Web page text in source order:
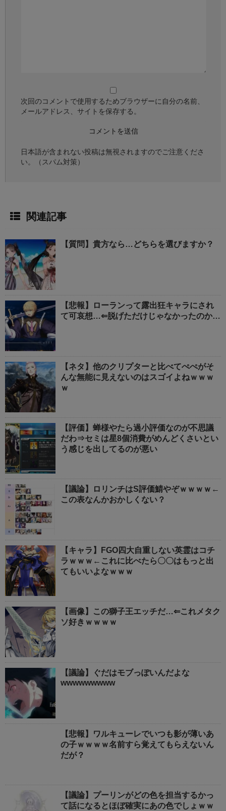
次回のコメントで使用するためブラウザーに自分の名前、
メールアドレス、サイトを保存する。
日本語が含まれない投稿は無視されますのでご注意くださ
い。（スパム対策）
関連記事
【質問】貴方なら…どちらを選びますか？
【悲報】ローランって露出狂キャラにされ
て可哀想…⇐脱げただけじゃなかったのか…
【ネタ】他のクリプターと比べてぺぺがそ
んな無能に見えないのはスゴイよねｗｗｗ
ｗ
【評価】蝉様やたら過小評価なのが不思議
だわ⇒セミは星8個消費がめんどくさいとい
う感じを出してるのが悪い
【議論】ロリンチはS評価鯖やぞｗｗｗｗ←
この表なんかおかしくない？
【キャラ】FGO四大自重しない英霊はコチ
ラｗｗｗ←これに比べたら〇〇はもっと出
てもいいよなｗｗｗ
【画像】この獅子王エッチだ…⇐これメタク
ソ好きｗｗｗｗ
【議論】ぐだはモブっぽいんだよな
wwwwwwwww
【悲報】ワルキューレでいつも影が薄いあ
の子ｗｗｗｗ名前すら覚えてもらえないん
だが？
【議論】プーリンがどの色を担当するかっ
て話になるとほぼ確実にあの色でしょｗｗ